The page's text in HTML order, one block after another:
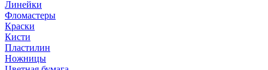
Линейки
Фломастеры
Краски
Кисти
Пластилин
Ножницы